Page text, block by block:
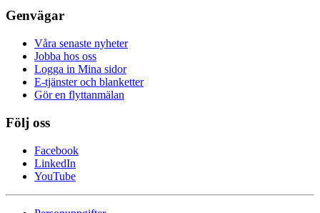
Genvägar
Våra senaste nyheter
Jobba hos oss
Logga in Mina sidor
E-tjänster och blanketter
Gör en flyttanmälan
Följ oss
Facebook
LinkedIn
YouTube